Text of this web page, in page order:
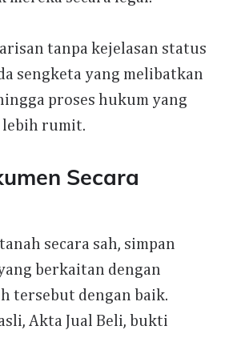
tanpa kejelasan status
sengketa yang melibatkan
proses hukum yang
rumit.
Secara
secara sah, simpan
berkaitan dengan
tersebut dengan baik.
Akta Jual Beli, bukti